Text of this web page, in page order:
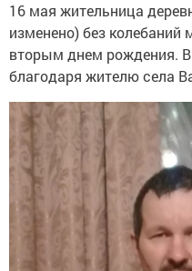
16 мая жительница
изменено) без колебаний
вторым днем рождения.
благодаря жителю села